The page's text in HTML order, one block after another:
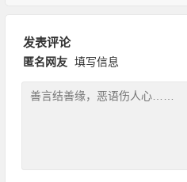
发表评论
匿名网友 填写信息